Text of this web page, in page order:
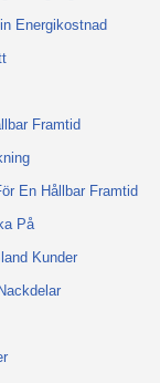
Energikostnad
Framtid
En Hållbar Framtid
På
Kunder